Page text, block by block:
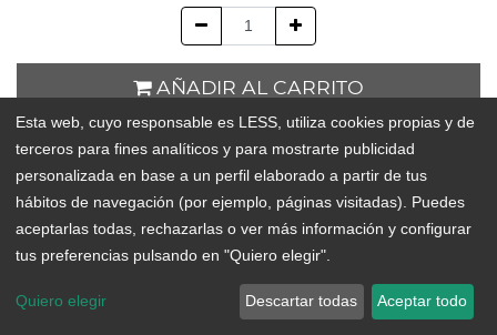
AÑADIR AL CARRITO
Temporalmente sin existencias
Add to Wishlist
Copyright © LESS
Esta web, cuyo responsable es LESS, utiliza cookies propias y de
terceros para fines analíticos y para mostrarte publicidad
personalizada en base a un perfil elaborado a partir de tus
hábitos de navegación (por ejemplo, páginas visitadas). Puedes
aceptarlas todas, rechazarlas o ver más información y configurar
tus preferencias pulsando en "Quiero elegir".
Quiero elegir Descartar todas Aceptar todo